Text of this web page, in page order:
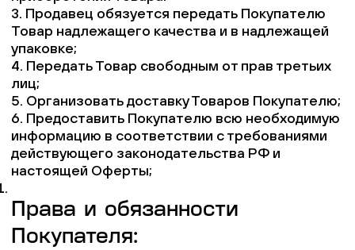
3. Продавец обязуется передать Покупателю
Товар надлежащего качества и в надлежащей
упаковке;
4. Передать Товар свободным от прав третьих
лиц;
5. Организовать доставку Товаров Покупателю;
6. Предоставить Покупателю всю необходимую
информацию в соответствии с требованиями
действующего законодательства РФ и
настоящей Оферты;
Права и обязанности
Покупателя: